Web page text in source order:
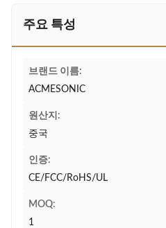
주요 특성
브랜드 이름:
ACMESONIC
원산지:
중국
인증:
CE/FCC/RoHS/UL
MOQ:
1